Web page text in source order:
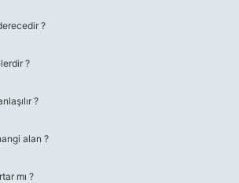
?
?
?
alan ?
mı ?